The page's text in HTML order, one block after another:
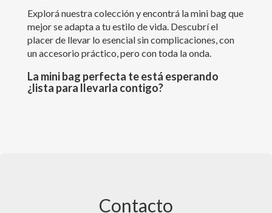
Explorá nuestra colección y encontrá la mini bag que
mejor se adapta a tu estilo de vida. Descubrí el
placer de llevar lo esencial sin complicaciones, con
un accesorio práctico, pero con toda la onda.
La mini bag perfecta te está esperando
¿lista para llevarla contigo?
Contacto